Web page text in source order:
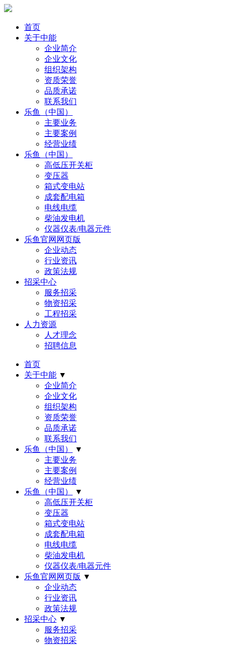
首页
关于中能
企业简介
企业文化
组织架构
资质荣誉
品质承诺
联系我们
乐鱼（中国）
主要业务
主要案例
经营业绩
乐鱼（中国）
高低压开关柜
变压器
箱式变电站
成套配电箱
电线电缆
柴油发电机
仪器仪表/电器元件
乐鱼官网网页版
企业动态
行业资讯
政策法规
招采中心
服务招采
物资招采
工程招采
人力资源
人才理念
招聘信息
首页
关于中能 ▼
企业简介
企业文化
组织架构
资质荣誉
品质承诺
联系我们
乐鱼（中国）
▼
主要业务
主要案例
经营业绩
乐鱼（中国）
▼
高低压开关柜
变压器
箱式变电站
成套配电箱
电线电缆
柴油发电机
仪器仪表/电器元件
乐鱼官网网页版 ▼
企业动态
行业资讯
政策法规
招采中心 ▼
服务招采
物资招采